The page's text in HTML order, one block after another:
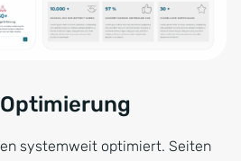
systemweit optimiert. Seiten